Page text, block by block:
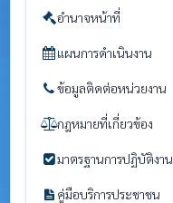
อำนาจหน้าที่
แผนการดำเนินงาน
ข้อมูลติดต่อหน่วยงาน
กฎหมายที่เกี่ยวข้อง
มาตรฐานการปฏิบัติงาน
คู่มือบริการประชาชน